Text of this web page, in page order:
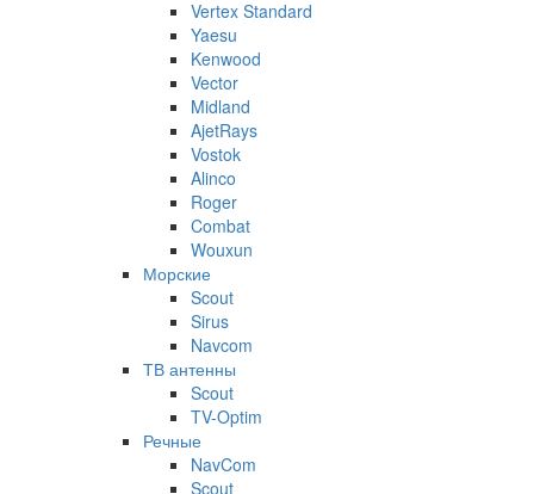
Vertex Standard
Yaesu
Kenwood
Vector
Midland
AjetRays
Vostok
Alinco
Roger
Combat
Wouxun
Морские
Scout
Sirus
Navcom
ТВ антенны
Scout
TV-Optim
Речные
NavCom
Scout